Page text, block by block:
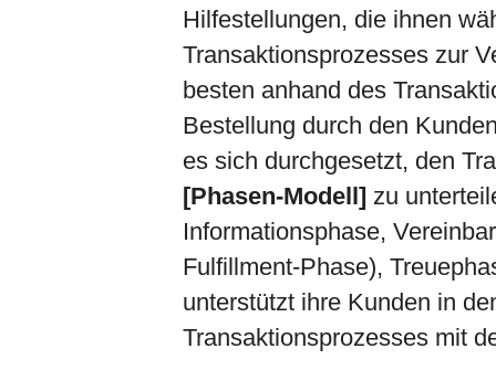
Hilfestellungen, die ihnen
Transaktionsprozesses zur
besten anhand des
Bestellung durch den
es sich durchgesetzt, den
[Phasen-Modell] zu
Informationsphase,
Fulfillment-Phase),
unterstützt ihre Kunden in
Transaktionsprozesses mit